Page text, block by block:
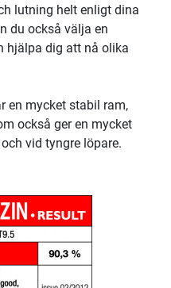
lutning helt enligt dina
du också välja en
hjälpa dig att nå olika
en mycket stabil ram,
också ger en mycket
vid tyngre löpare.